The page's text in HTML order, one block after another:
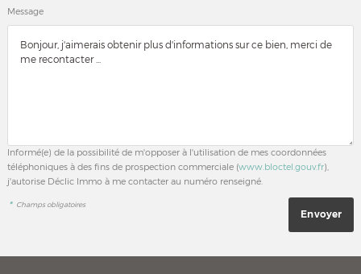
Message
Informé(e) de la possibilité de m'opposer à l'utilisation de mes coordonnées
téléphoniques à des fins de prospection commerciale (www.bloctel.gouv.fr),
j'autorise Déclic Immo à me contacter au numéro renseigné.
* Champs obligatoires